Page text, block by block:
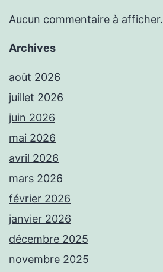
Aucun commentaire à afficher.
Archives
août 2026
juillet 2026
juin 2026
mai 2026
avril 2026
mars 2026
février 2026
janvier 2026
décembre 2025
novembre 2025